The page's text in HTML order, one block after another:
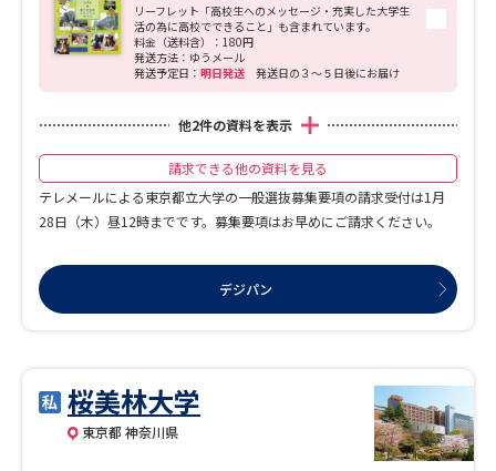
リーフレット「高校生へのメッセージ・充実した大学生
活の為に高校でできること」も含まれています。
料金（送料含）：180円
発送方法：ゆうメール
発送予定日： 明日発送 発送日の３～５日後にお届け
他2件の資料を表示
請求できる他の資料を見る
テレメールによる東京都立大学の一般選抜募集要項の請求受付は1月
28日（木）昼12時までです。募集要項はお早めにご請求ください。
デジパン
桜美林大学
東京都 神奈川県